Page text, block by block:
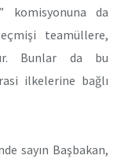
komisyonuna da
teamüllere,
Bunlar da bu
ilkelerine bağlı
sayın Başbakan,